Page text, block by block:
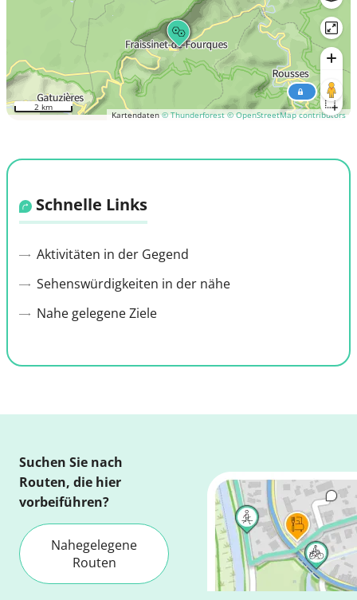
Kartendaten© Thunderforest © OpenStreetMap contributors
2 km
Schnelle Links
Aktivitäten in der Gegend
Sehenswürdigkeiten in der nähe
Nahe gelegene Ziele
Suchen Sie nach
Routen, die hier
vorbeiführen?
Nahegelegene
Routen